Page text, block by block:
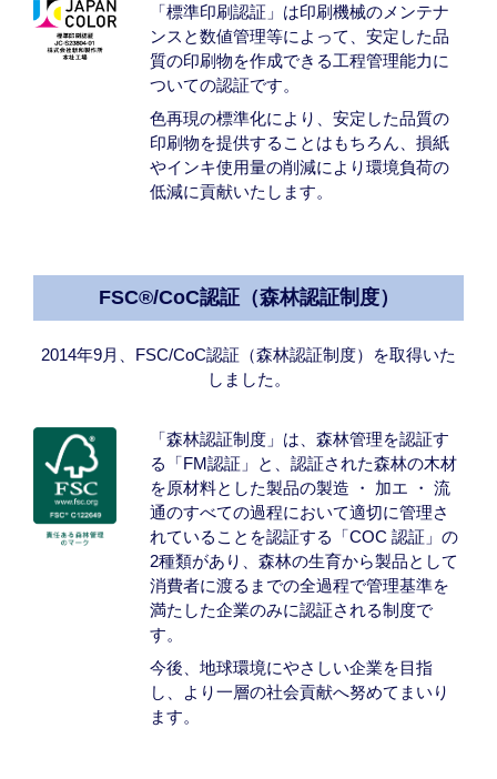
「標準印刷認証」は印刷機械のメンテナ
ンスと数値管理等によって、安定した品
質の印刷物を作成できる工程管理能力に
ついての認証です。
色再現の標準化により、安定した品質の
印刷物を提供することはもちろん、損紙
やインキ使用量の削減により環境負荷の
低減に貢献いたします。
FSC®/CoC認証（森林認証制度）
2014年9月、FSC/CoC認証（森林認証制度）を取得いた
しました。
「森林認証制度」は、森林管理を認証す
る「FM認証」と、認証された森林の木材
を原材料とした製品の製造 ・ 加エ ・ 流
通のすべての過程において適切に管理さ
れていることを認証する「COC 認証」の
2種類があり、森林の生育から製品として
消費者に渡るまでの全過程で管理基準を
満たした企業のみに認証される制度で
す。
今後、地球環境にやさしい企業を目指
し、より一層の社会貢献へ努めてまいり
ます。